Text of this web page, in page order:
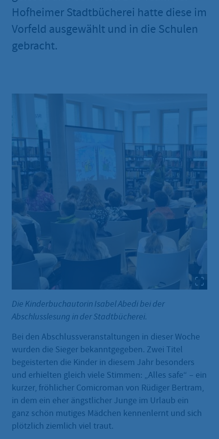
Hofheimer Stadtbücherei hatte diese im
Vorfeld ausgewählt und in die Schulen
gebracht.
Die Kinderbuchautorin Isabel Abedi bei der
Abschlusslesung in der Stadtbücherei.
Bei den Abschlussveranstaltungen in dieser Woche
wurden die Sieger bekanntgegeben. Zwei Titel
begeisterten die Kinder in diesem Jahr besonders
und erhielten gleich viele Stimmen: „Alles safe“ – ein
kurzer, fröhlicher Comicroman von Rüdiger Bertram,
in dem ein eher ängstlicher Junge im Urlaub ein
ganz schön mutiges Mädchen kennenlernt und sich
plötzlich ziemlich viel traut.